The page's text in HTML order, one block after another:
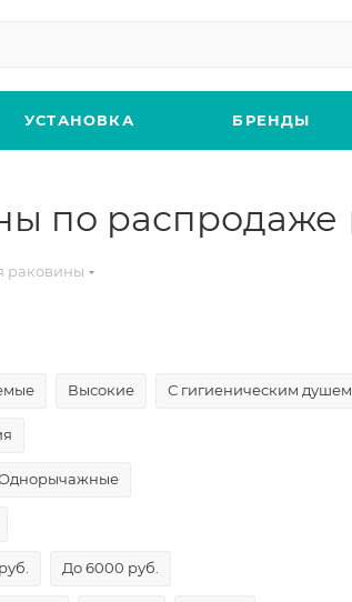
УСТАНОВКА БРЕНДЫ
по распродаже
раковины
Высокие С гигиеническим душем
До 6000 руб.